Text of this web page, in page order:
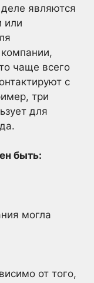
являются
или
чаще всего
с
три
для
быть:
могла
от того,